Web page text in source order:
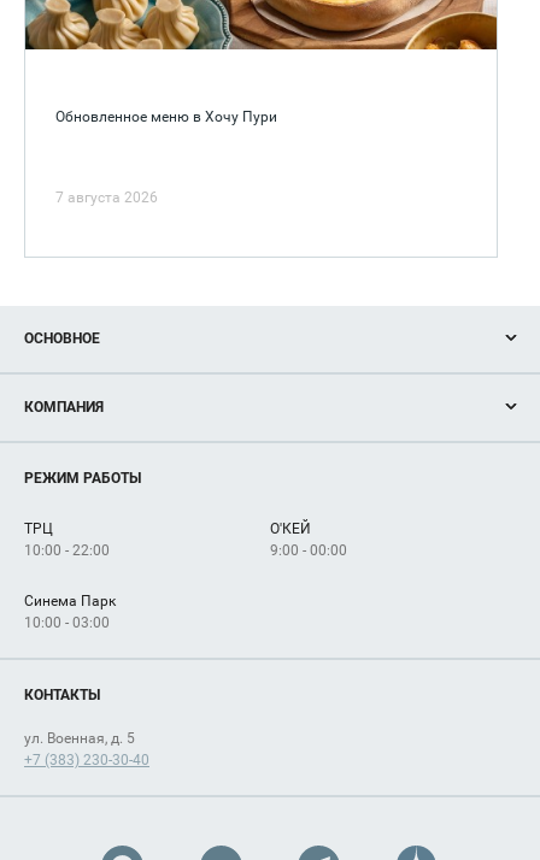
Обновленное меню в Хочу Пури
7 августа 2026
ОСНОВНОЕ
Новости
Магазины
Услуги
КОМПАНИЯ
Рекламодателям
Как добраться
РЕЖИМ РАБОТЫ
ТРЦ
10:00 - 22:00
О'КЕЙ
9:00 - 00:00
Синема Парк
10:00 - 03:00
КОНТАКТЫ
ул. Военная, д. 5
+7 (383) 230-30-40